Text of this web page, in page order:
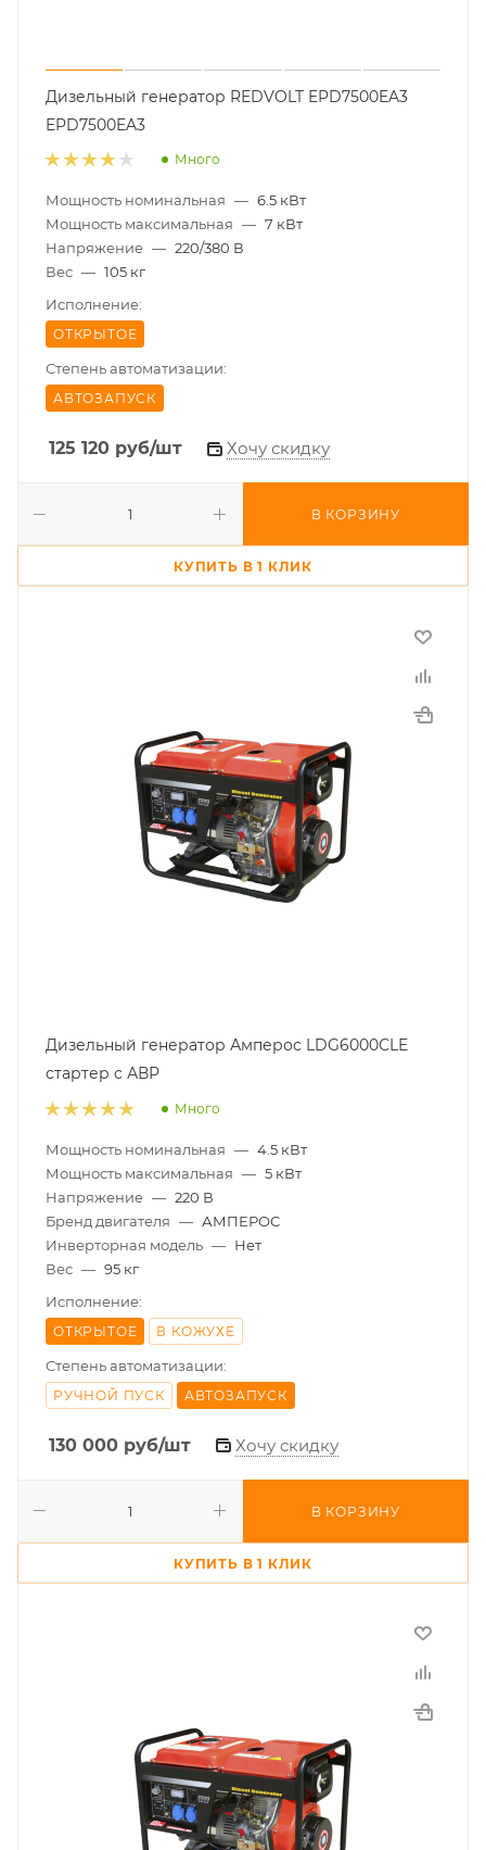
Дизельный генератор REDVOLT EPD7500EA3
EPD7500EA3
Много
Мощность номинальная — 6.5 кВт
Мощность максимальная — 7 кВт
Напряжение — 220/380 В
Вес — 105 кг
Исполнение:
ОТКРЫТОЕ
Степень автоматизации:
АВТОЗАПУСК
125 120 руб/шт Хочу скидку
В КОРЗИНУ
КУПИТЬ В 1 КЛИК
Дизельный генератор Амперос LDG6000СLE
стартер с АВР
Много
Мощность номинальная — 4.5 кВт
Мощность максимальная — 5 кВт
Напряжение — 220 В
Бренд двигателя — АМПЕРОС
Инверторная модель — Нет
Вес — 95 кг
Исполнение:
ОТКРЫТОЕ В КОЖУХЕ
Степень автоматизации:
РУЧНОЙ ПУСК АВТОЗАПУСК
130 000 руб/шт Хочу скидку
В КОРЗИНУ
КУПИТЬ В 1 КЛИК